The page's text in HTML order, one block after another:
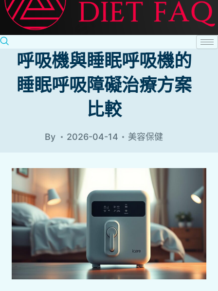
呼吸機與睡眠呼吸機的
睡眠呼吸障礙治療方案
比較
By 2026-04-14 美容保健